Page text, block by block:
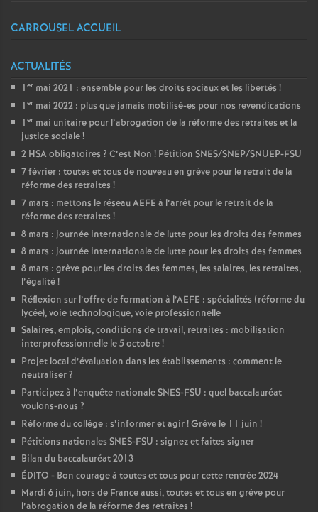
CARROUSEL ACCUEIL
ACTUALITÉS
1 er mai 2021 : ensemble pour les droits sociaux et les libertés !
1 er mai 2022 : plus que jamais mobilisé-es pour nos revendications
1 er mai unitaire pour l’abrogation de la réforme des retraites et la
justice sociale!
2 HSA obligatoires ? C’est Non ! Pétition SNES/SNEP/SNUEP-FSU
7 février : toutes et tous de nouveau en grève pour le retrait de la
réforme des retraites !
7 mars : mettons le réseau AEFE à l’arrêt pour le retrait de la
réforme des retraites !
8 mars : journée internationale de lutte pour les droits des femmes
8 mars : journée internationale de lutte pour les droits des femmes
8 mars : grève pour les droits des femmes, les salaires, les retraites,
l’égalité!
Réflexion sur l’offre de formation à l’AEFE : spécialités (réforme du
lycée), voie technologique, voie professionnelle
Salaires, emplois, conditions de travail, retraites : mobilisation
interprofessionnelle le 5 octobre!
Projet local d’évaluation dans les établissements : comment le
neutraliser?
Participez à l’enquête nationale SNES-FSU : quel baccalauréat
voulons-nous ?
Réforme du collège : s’informer et agir! Grève le 11 juin !
Pétitions nationales SNES-FSU : signez et faites signer
Bilan du baccalauréat 2013
ÉDITO - Bon courage à toutes et tous pour cette rentrée 2024
Mardi 6 juin, hors de France aussi, toutes et tous en grève pour
l’abrogation de la réforme des retraites !